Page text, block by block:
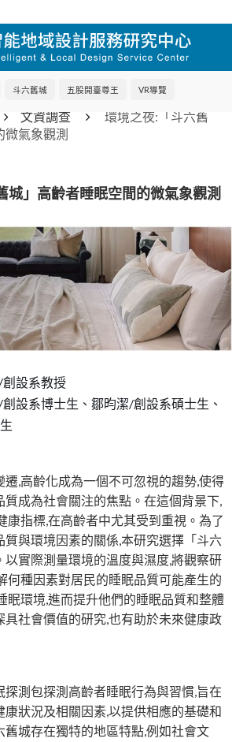
斗六舊城 五股開臺尊王 VR導覽
文資調查
環境之夜:「斗六舊
微氣象觀測
城」高齡者睡眠空間的微氣象觀測
設系教授
設系博士生、鄒昀潔/創設系碩士生、
遷,高齡化成為一個不可忽視的趨勢,使得
質成為社會關注的焦點。在這個背景下,
康指標,在高齡者中尤其受到重視。為了
與環境因素的關係,本研究選擇「斗六
以實際測量環境的溫度與濕度,將觀察研
何種因素對居民的睡眠品質可能產生的
眠環境,進而提升他們的睡眠品質和整體
社會價值的研究,也有助於未來健康政
測包探測高齡者睡眠行為與習慣,旨在
狀況及相關因素,以提供相應的基礎和
城存在獨特的地區特點,例如社會文